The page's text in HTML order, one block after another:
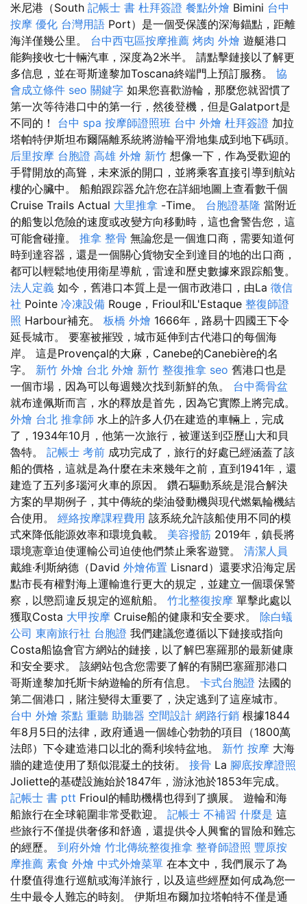
米尼港（South 記帳士 書 杜拜簽證 餐點外燴 Bimini 台中
按摩 優化 台灣用語 Port）是一個受保護的深海錨點，距離
海洋僅幾公里。 台中西屯區按摩推薦 烤肉 外燴 遊艇港口
能夠接收七十輛汽車，深度為2米半。 請點擊鏈接以了解更
多信息，並在哥斯達黎加Toscana終端門上預訂服務。 協
會成立條件 seo 關鍵字 如果您喜歡游輪，那麼您就習慣了
第一次等待港口中的第一行，然後登機，但是Galatport是
不同的！ 台中 spa 按摩師證照班 台中 外燴 杜拜簽證 加拉
塔帕特伊斯坦布爾隔離系統將游輪平滑地集成到地下碼頭。
后里按摩 台胞證 高雄 外燴 新竹 想像一下，作為受歡迎的
手臂開放的高聳，未來派的開口，並將乘客直接引導到航站
樓的心臟中。 船舶跟踪器允許您在詳細地圖上查看數千個
Cruise Trails Actual 大里推拿 -Time。 台胞證基隆 當附近
的船隻以危險的速度或改變方向移動時，這也會警告您，這
可能會碰撞。 推拿 整骨 無論您是一個進口商，需要知道何
時到達容器，還是一個關心貨物安全到達目的地的出口商，
都可以輕鬆地使用衛星導航，雷達和歷史數據來跟踪船隻。
法人定義 如今，舊港口本質上是一個市政港口，由La 徵信
社 Pointe 冷凍設備 Rouge，Frioul和L'Estaque 整復師證
照 Harbour補充。 板橋 外燴 1666年，路易十四國王下令
延長城市。 要塞被摧毀，城市延伸到古代港口的每個海
岸。 這是Provençal的大麻，Canebe的Canebière的名
字。 新竹 外燴 台北 外燴 新竹 整復推拿 seo 舊港口也是
一個市場，因為可以每週幾次找到新鮮的魚。 台中喬骨盆
就布達佩斯而言，水的釋放是首先，因為它實際上將完成。
外燴 台北 推拿師 水上的許多人仍在建造的車輛上，完成
了，1934年10月，他第一次旅行，被運送到亞歷山大和貝
魯特。 記帳士 考前 成功完成了，旅行的好處已經涵蓋了該
船的價格，這就是為什麼在未來幾年之前，直到1941年，還
建造了五列多瑙河火車的原因。 鑽石驅動系統是混合解決
方案的早期例子，其中傳統的柴油發動機與現代燃氣輪機結
合使用。 經絡按摩課程費用 該系統允許該船使用不同的模
式來降低能源效率和環境負載。 美容撥筋 2019年，鎮長將
環境憲章迫使運輸公司迫使他們禁止乘客遊覽。 清潔人員
戴維·利斯納德（David 外燴佈置 Lisnard）還要求沿海定居
點市長有權對海上運輸進行更大的規定，並建立一個環保警
察，以懲罰違反規定的巡航船。 竹北整復按摩 單擊此處以
獲取Costa 大甲按摩 Cruise船的健康和安全要求。 除白蟻
公司 東南旅行社 台胞證 我們建議您遵循以下鏈接或指向
Costa船協會官方網站的鏈接，以了解巴塞羅那的最新健康
和安全要求。 該網站包含您需要了解的有關巴塞羅那港口
哥斯達黎加托斯卡納遊輪的所有信息。 卡式台胞證 法國的
第二個港口，賭注變得太重要了，決定逃到了這座城市。
台中 外燴 茶點 重聽 助聽器 空間設計 網路行銷 根據1844
年8月5日的法律，政府通過一個雄心勃勃的項目（1800萬
法郎）下令建造港口以北的喬利埃特盆地。 新竹 按摩 大海
牆的建造使用了類似混凝土的技術。 接骨 La 腳底按摩證照
Joliette的基礎設施始於1847年，游泳池於1853年完成。
記帳士 書 ptt Frioul的輔助機構也得到了擴展。 遊輪和海
船旅行在全球範圍非常受歡迎。 記帳士 不補習 什麼是 這
些旅行不僅提供奢侈和舒適，還提供令人興奮的冒險和難忘
的經歷。 到府外燴 竹北傳統整復推拿 整脊師證照 豐原按
摩推薦 素食 外燴 中式外燴菜單 在本文中，我們展示了為
什麼值得進行巡航或海洋旅行，以及這些經歷如何成為您一
生中最令人難忘的時刻。 伊斯坦布爾加拉塔帕特不僅是通